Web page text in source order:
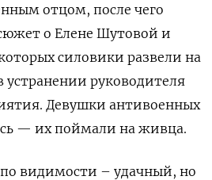
отцом, после чего
о Елене Шутовой и
силовики развели на
руководителя
Девушки антивоенных
— их поймали на живца.
видимости – удачный, но